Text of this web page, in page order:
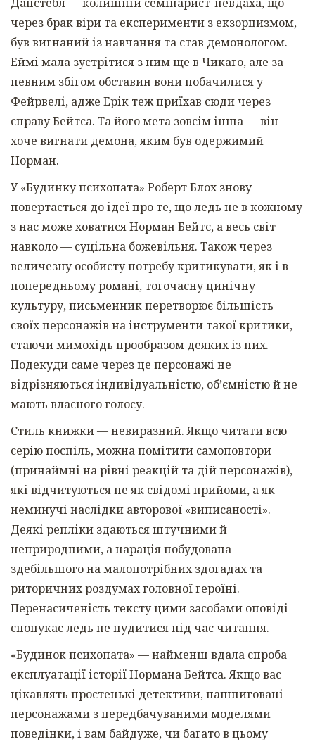
через брак віри та експерименти з екзорцизмом,
був вигнаний із навчання та став демонологом.
Еймі мала зустрітися з ним ще в Чикаго, але за
певним збігом обставин вони побачилися у
Фейрвелі, адже Ерік теж приїхав сюди через
справу Бейтса. Та його мета зовсім інша — він
хоче вигнати демона, яким був одержимий
Норман.
У «Будинку психопата» Роберт Блох знову
повертається до ідеї про те, що ледь не в кожному
з нас може ховатися Норман Бейтс, а весь світ
навколо — суцільна божевільня. Також через
величезну особисту потребу критикувати, як і в
попередньому романі, тогочасну цинічну
культуру, письменник перетворює більшість
своїх персонажів на інструменти такої критики,
стаючи мимохідь прообразом деяких із них.
Подекуди саме через це персонажі не
відрізняються індивідуальністю, об’ємністю й не
мають власного голосу.
Стиль книжки — невиразний. Якщо читати всю
серію поспіль, можна помітити самоповтори
(принаймні на рівні реакцій та дій персонажів),
які відчитуються не як свідомі прийоми, а як
неминучі наслідки авторової «виписаності».
Деякі репліки здаються штучними й
неприродними, а нарація побудована
здебільшого на малопотрібних здогадах та
риторичних роздумах головної героїні.
Перенасиченість тексту цими засобами оповіді
спонукає ледь не нудитися під час читання.
«Будинок психопата» — найменш вдала спроба
експлуатації історії Нормана Бейтса. Якщо вас
цікавлять простенькі детективи, нашпиговані
персонажами з передбачуваними моделями
поведінки, і вам байдуже, чи багато в цьому